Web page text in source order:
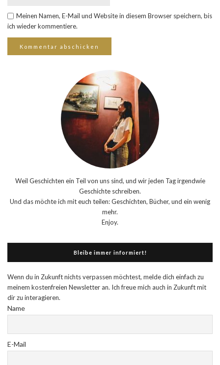
Meinen Namen, E-Mail und Website in diesem Browser speichern, bis
ich wieder kommentiere.
Weil Geschichten ein Teil von uns sind, und wir jeden Tag irgendwie
Geschichte schreiben.
Und das möchte ich mit euch teilen: Geschichten, Bücher, und ein wenig
mehr.
Enjoy.
Bleibe immer informiert!
Wenn du in Zukunft nichts verpassen möchtest, melde dich einfach zu
meinem kostenfreien Newsletter an. Ich freue mich auch in Zukunft mit
dir zu interagieren.
Name
E-Mail